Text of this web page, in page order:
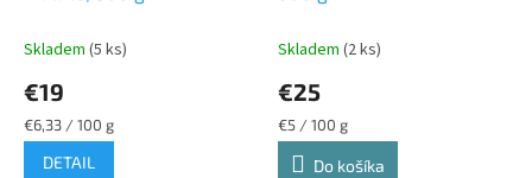
Skladem (5 ks)
€19
Jednotková
cena:
€6,33 / 100 g
DETAIL
Skladem (2 ks)
€25
Jednotková
cena:
€5 / 100 g
Do košíka